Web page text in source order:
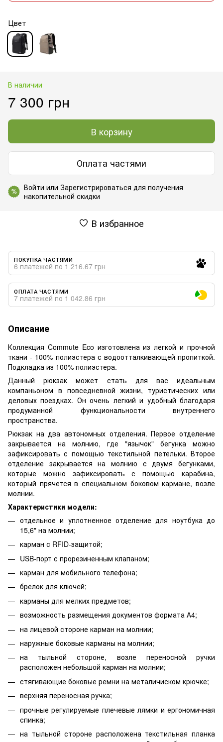
Цвет
В наличии
7 300 грн
В корзину
Оплата частями
% Войти или Зарегистрироваться для получения
накопительной скидки
В избранное
ПОКУПКА ЧАСТЯМИ
6 платежей по 1 216.67 грн
ОПЛАТА ЧАСТЯМИ
7 платежей по 1 042.86 грн
Описание
Коллекция Commute Eco изготовлена из легкой и прочной
ткани - 100% полиэстера с водоотталкивающей пропиткой.
Подкладка из 100% полиэстера.
Данный рюкзак может стать для вас идеальным
компаньоном в повседневной жизни, туристических или
деловых поездках. Он очень легкий и удобный благодаря
продуманной функциональности внутреннего
пространства.
Рюкзак на два автономных отделения. Первое отделение
закрывается на молнию, где "язычок" бегунка можно
зафиксировать с помощью текстильной петельки. Второе
отделение закрывается на молнию с двумя бегунками,
которые можно зафиксировать с помощью карабина,
который прячется в специальном боковом кармане, возле
молнии.
Характеристики модели:
отдельное и уплотненное отделение для ноутбука до
15,6" на молнии;
карман с RFID-защитой;
USB-порт с прорезиненным клапаном;
карман для мобильного телефона;
брелок для ключей;
карманы для мелких предметов;
возможность размещения документов формата А4;
на лицевой стороне карман на молнии;
наружные боковые карманы на молнии;
на тыльной стороне, возле переносной ручки
расположен небольшой карман на молнии;
стягивающие боковые ремни на металичиском крючке;
верхняя переносная ручка;
прочные регулируемые плечевые лямки и ергономичная
спинка;
на тыльной стороне расположена текстильная планка